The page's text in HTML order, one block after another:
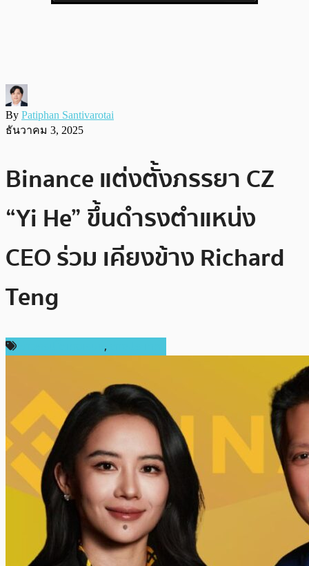
By Patiphan Santivarotai
ธันวาคม 3, 2025
Binance แต่งตั้งภรรยา CZ
“Yi He” ขึ้นดำรงตำแหน่ง
CEO ร่วม เคียงข้าง Richard
Teng
,